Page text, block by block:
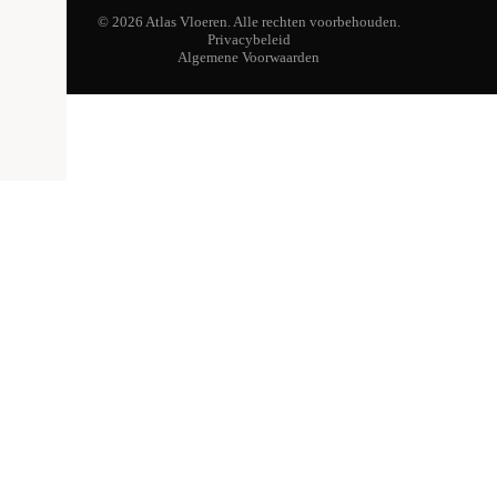
© 2026 Atlas Vloeren. Alle rechten voorbehouden.
Privacybeleid
Algemene Voorwaarden